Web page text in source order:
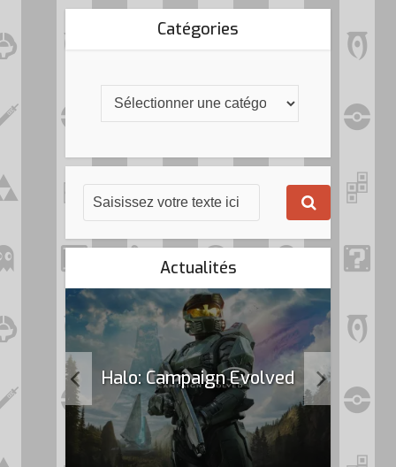
Catégories
Actualités
Halo: Campaign Evolved